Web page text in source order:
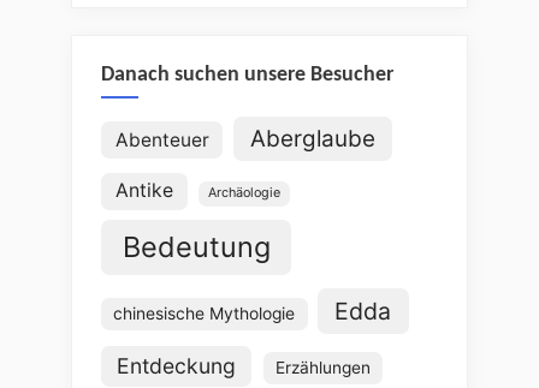
Danach suchen unsere Besucher
Abenteuer Aberglaube
Antike Archäologie
Bedeutung
chinesische Mythologie Edda
Entdeckung Erzählungen